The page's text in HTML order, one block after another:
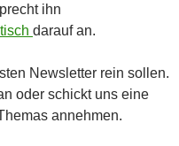
ihn
darauf an.
Newsletter rein sollen.
oder schickt uns eine
annehmen.